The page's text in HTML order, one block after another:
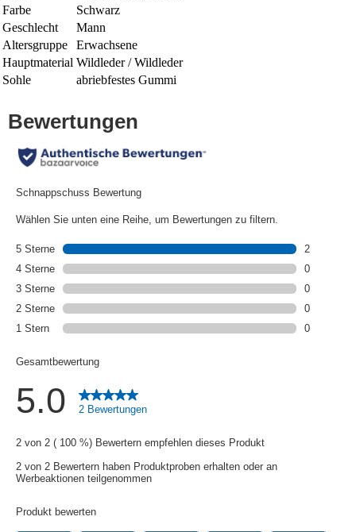
Farbe
Schwarz
Geschlecht
Mann
Altersgruppe
Erwachsene
Hauptmaterial Wildleder / Wildleder
Sohle
abriebfestes Gummi